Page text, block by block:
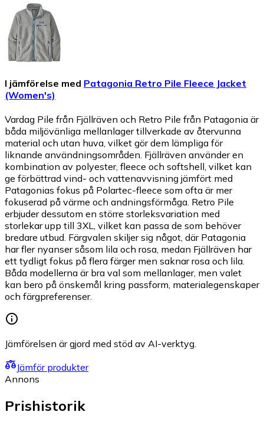
I jämförelse med Patagonia Retro Pile Fleece Jacket
(Women's)
Vardag Pile från Fjällräven och Retro Pile från Patagonia är
båda miljövänliga mellanlager tillverkade av återvunna
material och utan huva, vilket gör dem lämpliga för
liknande användningsområden. Fjällräven använder en
kombination av polyester, fleece och softshell, vilket kan
ge förbättrad vind- och vattenavvisning jämfört med
Patagonias fokus på Polartec-fleece som ofta är mer
fokuserad på värme och andningsförmåga. Retro Pile
erbjuder dessutom en större storleksvariation med
storlekar upp till 3XL, vilket kan passa de som behöver
bredare utbud. Färgvalen skiljer sig något, där Patagonia
har fler nyanser såsom lila och rosa, medan Fjällräven har
ett tydligt fokus på flera färger men saknar rosa och lila.
Båda modellerna är bra val som mellanlager, men valet
kan bero på önskemål kring passform, materialegenskaper
och färgpreferenser.
Jämförelsen är gjord med stöd av AI-verktyg.
Jämför produkter
Annons
Prishistorik